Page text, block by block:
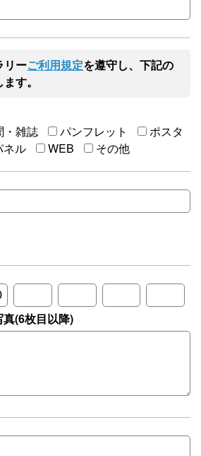
リーご利用規定を遵守し、下記の
す。
・雑誌 パンフレット
ポスタ
ネル
WEB その他
(6枚目以降)